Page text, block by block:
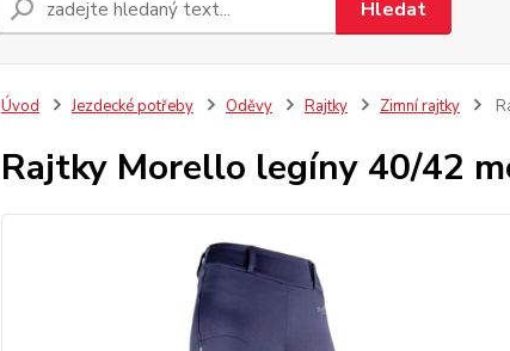
Hledat
Úvod Jezdecké potřeby Oděvy Rajtky Zimní rajtky
Rajtky Morello legíny 40/42